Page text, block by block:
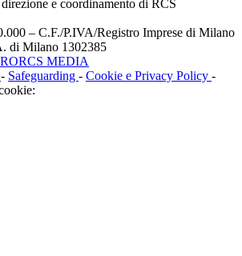
e coordinamento di RCS
– C.F./P.IVA/Registro Imprese di Milano
di Milano 1302385
MEDIA
- Safeguarding - Cookie e Privacy Policy -